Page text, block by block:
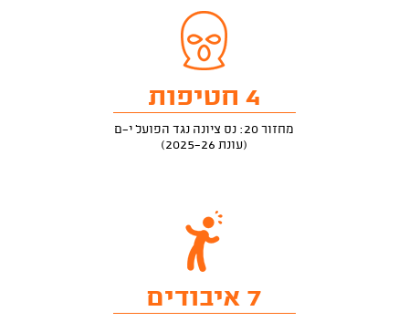
4 חטיפות
מחזור 20: נס ציונה נגד הפועל י-ם
(עונת 2025-26)
7 איבודים